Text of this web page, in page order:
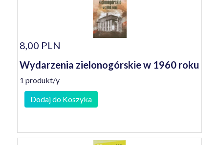
8,00 PLN
Wydarzenia zielonogórskie w 1960 roku
1 produkt/y
Dodaj do Koszyka